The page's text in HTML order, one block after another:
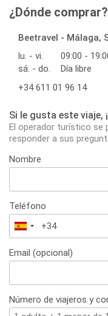
¿Dónde comprar?
Beetravel - Málaga,
lu. - vi.
09:00 -
sá. - do.
Día libre
+34 611 01 96 14
Si le gusta este viaje,
El operador turístico se
responder a sus
Nombre
Teléfono
España
+34
Email (opcional)
Número de viajeros y